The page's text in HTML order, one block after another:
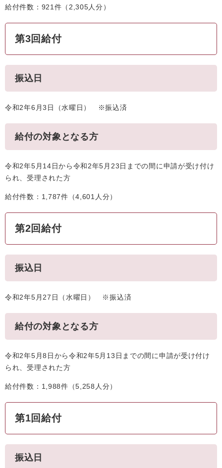
給付件数：921件（2,305人分）
第3回給付
振込日
令和2年6月3日（水曜日） ※振込済
給付の対象となる方
令和2年5月14日から令和2年5月23日までの間に申請が受け付け
られ、受理された方
給付件数：1,787件（4,601人分）
第2回給付
振込日
令和2年5月27日（水曜日） ※振込済
給付の対象となる方
令和2年5月8日から令和2年5月13日までの間に申請が受け付け
られ、受理された方
給付件数：1,988件（5,258人分）
第1回給付
振込日